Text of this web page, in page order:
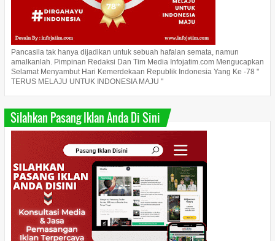
Pancasila tak hanya dijadikan untuk sebuah hafalan semata, namun
amalkanlah. Pimpinan Redaksi Dan Tim Media Infojatim.com Mengucapkan
Selamat Menyambut Hari Kemerdekaan Republik Indonesia Yang Ke -78 "
TERUS MELAJU UNTUK INDONESIA MAJU "
Silahkan Pasang Iklan Anda Di Sini